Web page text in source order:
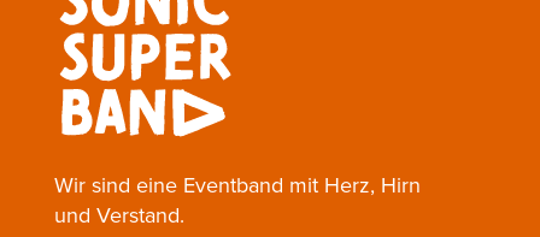
Wir sind eine Eventband mit Herz, Hirn
und Verstand.